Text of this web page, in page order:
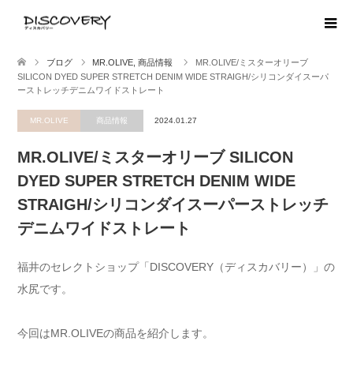
ブログ MR.OLIVE 商品情報
MR.OLIVE/ミスターオリーブ
SILICON DYED SUPER STRETCH DENIM WIDE STRAIGH/シリコンダイスーパ
ーストレッチデニムワイドストレート
MR.OLIVE 商品情報 2024.01.27
MR.OLIVE/ミスターオリーブ SILICON
DYED SUPER STRETCH DENIM WIDE
STRAIGH/シリコンダイスーパーストレッチ
デニムワイドストレート
福井のセレクトショップ「DISCOVERY（ディスカバリー）」の
水尻です。
今回はMR.OLIVEの商品を紹介します。